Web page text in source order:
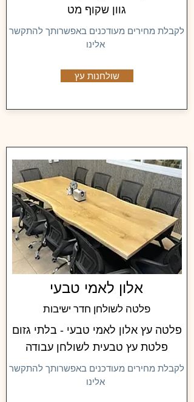
גוון שקוף מט
לקבלת מחירים מעודכנים באפשרותך להתקשר
אלינו
שולחנות עץ
אלון לאמי טבעי
פלטה לשולחן חדר ישיבות
פלטה עץ אלון לאמי טבעי - בלתי גזום
פלטת עץ טבעית לשולחן עבודה
לקבלת מחירים מעודכנים באפשרותך להתקשר
אלינו